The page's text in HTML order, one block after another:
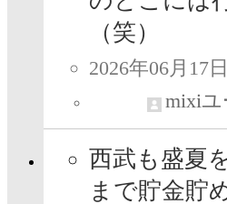
（笑）
2026年06月17
mixiユ
西武も盛夏
まで貯金貯